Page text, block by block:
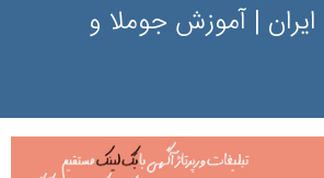
| آموزش جوملا و